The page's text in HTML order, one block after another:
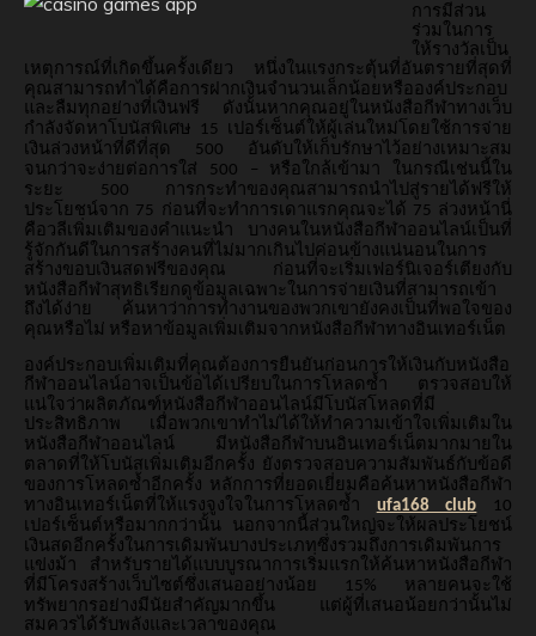
การมีส่วน
ร่วมในการ
ให้รางวัลเป็น
เหตุการณ์ที่เกิดขึ้นครั้งเดียว
หนึ่งในแรงกระตุ้นที่อันตรายที่สุดที่
คุณสามารถทำได้คือการฝากเงินจำนวนเล็กน้อยหรือองค์ประกอบ
และลืมทุกอย่างที่เงินฟรี
ดังนั้นหากคุณอยู่ในหนังสือกีฬาทางเว็บ
กำลังจัดหาโบนัสพิเศษ 15 เปอร์เซ็นต์ให้ผู้เล่นใหม่โดยใช้การจ่าย
เงินล่วงหน้าที่ดีที่สุด
500
อันดับให้เก็บรักษาไว้อย่างเหมาะสม
จนกว่าจะง่ายต่อการใส่
500 – หรือใกล้เข้ามา
ในกรณีเช่นนี้ใน
ระยะ
500 การกระทำของคุณสามารถนำไปสู่รายได้ฟรีให้
ประโยชน์จาก 75 ก่อนที่จะทำการเดาแรกคุณจะได้ 75 ล่วงหน้านี่
คือวลีเพิ่มเติมของคำแนะนำ
บางคนในหนังสือกีฬาออนไลน์เป็นที่
รู้จักกันดีในการสร้างคนที่ไม่มากเกินไปค่อนข้างแน่นอนในการ
สร้างขอบเงินสดฟรีของคุณ
ก่อนที่จะเริ่มเฟอร์นิเจอร์เตียงกับ
หนังสือกีฬาสุทธิเรียกดูข้อมูลเฉพาะในการจ่ายเงินที่สามารถเข้า
ถึงได้ง่าย
ค้นหาว่าการทำงานของพวกเขายังคงเป็นที่พอใจของ
คุณหรือไม่ หรือหาข้อมูลเพิ่มเติมจากหนังสือกีฬาทางอินเทอร์เน็ต
องค์ประกอบเพิ่มเติมที่คุณต้องการยืนยันก่อนการให้เงินกับหนังสือ
กีฬาออนไลน์อาจเป็นข้อได้เปรียบในการโหลดซ้ำ
ตรวจสอบให้
แน่ใจว่าผลิตภัณฑ์หนังสือกีฬาออนไลน์มีโบนัสโหลดที่มี
ประสิทธิภาพ
เมื่อพวกเขาทำไม่ได้ให้ทำความเข้าใจเพิ่มเติมใน
หนังสือกีฬาออนไลน์
มีหนังสือกีฬาบนอินเทอร์เน็ตมากมายใน
ตลาดที่ให้โบนัสเพิ่มเติมอีกครั้ง ยังตรวจสอบความสัมพันธ์กับข้อดี
ของการโหลดซ้ำอีกครั้ง หลักการที่ยอดเยี่ยมคือค้นหาหนังสือกีฬา
ทางอินเทอร์เน็ตที่ให้แรงจูงใจในการโหลดซ้ำ
ufa168 club 10
เปอร์เซ็นต์หรือมากกว่านั้น
นอกจากนี้ส่วนใหญ่จะให้ผลประโยชน์
เงินสดอีกครั้งในการเดิมพันบางประเภทซึ่งรวมถึงการเดิมพันการ
แข่งม้า
สำหรับรายได้แบบบูรณาการเริ่มแรกให้ค้นหาหนังสือกีฬา
ที่มีโครงสร้างเว็บไซต์ซึ่งเสนออย่างน้อย
15% หลายคนจะใช้
ทรัพยากรอย่างมีนัยสำคัญมากขึ้น
แต่ผู้ที่เสนอน้อยกว่านั้นไม่
สมควรได้รับพลังและเวลาของคุณ